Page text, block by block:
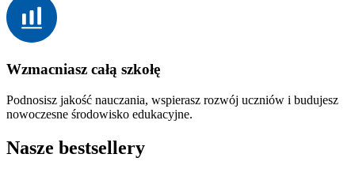
Wzmacniasz całą szkołę
Podnosisz jakość nauczania, wspierasz rozwój uczniów i budujesz
nowoczesne środowisko edukacyjne.
Nasze bestsellery